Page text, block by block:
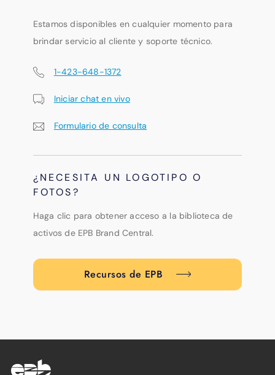
Estamos disponibles en cualquier momento para
brindar servicio al cliente y soporte técnico.
1-423-648-1372
Iniciar chat en vivo
Formulario de consulta
¿NECESITA UN LOGOTIPO O
FOTOS?
Haga clic para obtener acceso a la biblioteca de
activos de EPB Brand Central.
Recursos de EPB